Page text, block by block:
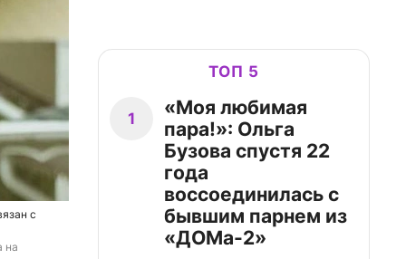
с
на
ТОП 5
1
«Моя любимая
пара!»: Ольга
Бузова спустя 22
года
воссоединилась с
бывшим парнем из
«ДОМа-2»